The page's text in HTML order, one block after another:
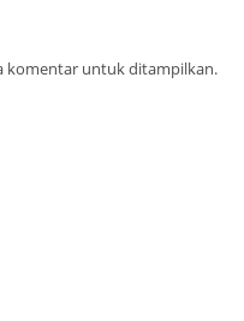
komentar untuk ditampilkan.